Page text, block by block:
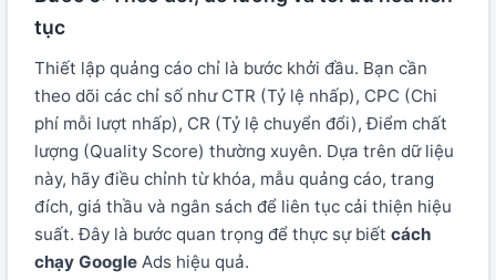
tục
Thiết lập quảng cáo chỉ là bước khởi đầu. Bạn cần
theo dõi các chỉ số như CTR (Tỷ lệ nhấp), CPC (Chi
phí mỗi lượt nhấp), CR (Tỷ lệ chuyển đổi), Điểm chất
lượng (Quality Score) thường xuyên. Dựa trên dữ liệu
này, hãy điều chỉnh từ khóa, mẫu quảng cáo, trang
đích, giá thầu và ngân sách để liên tục cải thiện hiệu
suất. Đây là bước quan trọng để thực sự biết cách
chạy Google Ads hiệu quả.